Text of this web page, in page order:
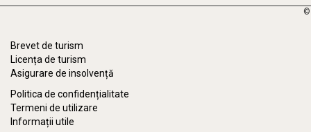
©
Brevet de turism
Licența de turism
Asigurare de insolvență
Politica de confidențialitate
Termeni de utilizare
Informații utile